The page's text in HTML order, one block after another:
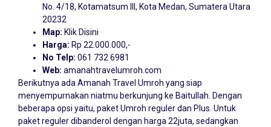
No. 4/18, Kotamatsum III, Kota Medan, Sumatera Utara
20232
Map: Klik Disini
Harga: Rp 22.000.000,-
No Telp: 061 732 6981
Web: amanahtravelumroh.com
Berikutnya ada Amanah Travel Umroh yang siap
menyempurnakan niatmu berkunjung ke Baitullah. Dengan
beberapa opsi yaitu, paket Umroh reguler dan Plus. Untuk
paket reguler dibanderol dengan harga 22juta, sedangkan